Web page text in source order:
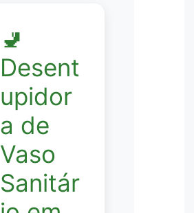
🚽
Desent
upidor
a de
Vaso
Sanitár